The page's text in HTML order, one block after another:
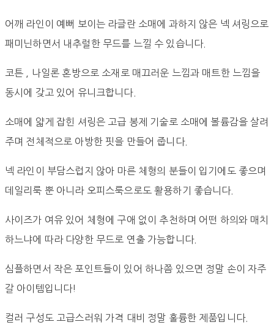
어깨 라인이 예뻐 보이는 라글란 소매에 과하지 않은 넥 셔링으로
패미닌하면서 내추럴한 무드를 느낄 수 있습니다.
코튼 , 나일론 혼방으로 소재로 매끄러운 느낌과 매트한 느낌을
동시에 갖고 있어 유니크합니다.
소매에 얇게 잡힌 셔링은 고급 봉제 기술로 소매에 볼륨감을 살려
주며 전체적으로 아방한 핏을 만들어 줍니다.
넥 라인이 부담스럽지 않아 마른 체형의 분들이 입기에도 좋으며
데일리룩 뿐 아니라 오피스룩으로도 활용하기 좋습니다.
사이즈가 여유 있어 체형에 구애 없이 추천하며 어떤 하의와 매치
하느냐에 따라 다양한 무드로 연출 가능합니다.
심플하면서 작은 포인트들이 있어 하나쯤 있으면 정말 손이 자주
갈 아이템입니다!
컬러 구성도 고급스러워 가격 대비 정말 훌륭한 제품입니다.